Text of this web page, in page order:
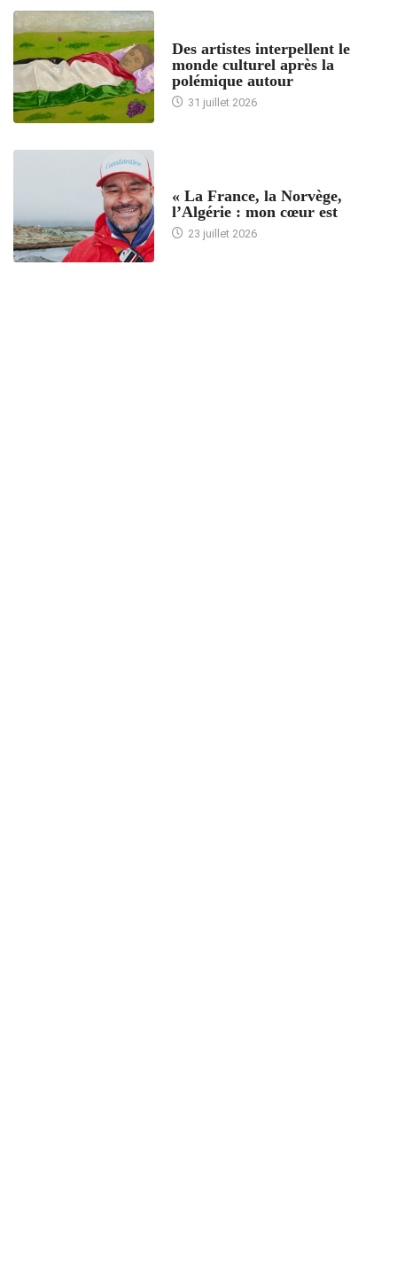
Des artistes interpellent le
monde culturel après la
polémique autour
31 juillet 2026
« La France, la Norvège,
l’Algérie : mon cœur est
23 juillet 2026